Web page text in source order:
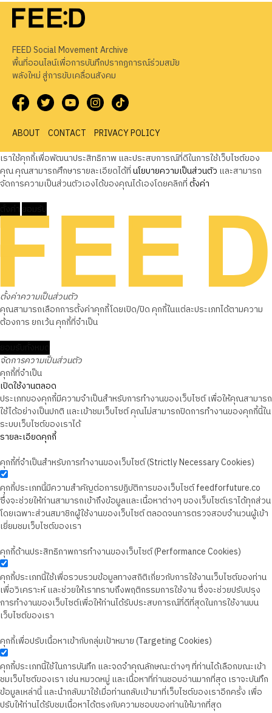
FEED Social Movement Archive
พื้นที่ออนไลน์เพื่อการบันทึกปรากฏการณ์ร่วมสมัย
พลังใหม่ สู่การขับเคลื่อนสังคม
ABOUT CONTACT
PRIVACY POLICY
เราใช้คุกกี้เพื่อพัฒนาประสิทธิภาพ และประสบการณ์ที่ดีในการใช้เว็บไซต์ของ
คุณ คุณสามารถศึกษารายละเอียดได้ที่นโยบายความเป็นส่วนตัว และสามารถ
จัดการความเป็นส่วนตัวเองได้ของคุณได้เองโดยคลิกที่ตั้งค่า
ตั้งค่าความเป็นส่วนตัว
คุณสามารถเลือกการตั้งค่าคุกกี้โดยเปิด/ปิด คุกกี้ในแต่ละประเภทได้ตามความ
ต้องการ ยกเว้น คุกกี้ที่จำเป็น
จัดการความเป็นส่วนตัว
คุกกี้ที่จำเป็น
เปิดใช้งานตลอด
ประเภทของคุกกี้มีความจำเป็นสำหรับการทำงานของเว็บไซต์ เพื่อให้คุณสามารถ
ใช้ได้อย่างเป็นปกติ และเข้าชมเว็บไซต์ คุณไม่สามารถปิดการทำงานของคุกกี้นี้ใน
ระบบเว็บไซต์ของเราได้
รายละเอียดคุกกี้
คุกกี้ที่จำเป็นสำหรับการทำงานของเว็บไซต์ (Strictly Necessary Cookies)
คุกกี้ประเภทนี้มีความสำคัญต่อการปฏิบัติการของเว็บไซต์ feedforfuture.co
ซึ่งจะช่วยให้ท่านสามารถเข้าถึงข้อมูลและเนื้อหาต่างๆ ของเว็บไซต์เราได้ทุกส่วน
โดยเฉพาะส่วนสมาชิกผู้ใช้งานของเว็บไซต์ ตลอดจนการตรวจสอบจำนวนผู้เข้า
เยี่ยมชมเว็บไซต์ของเรา
คุกกี้ด้านประสิทธิภาพการทำงานของเว็บไซต์ (Performance Cookies)
คุกกี้ประเภทนี้ใช้เพื่อรวบรวมข้อมูลทางสถิติเกี่ยวกับการใช้งานเว็บไซต์ของท่าน
เพื่อวิเคราะห์ และช่วยให้เราทราบถึงพฤติกรรมการใช้งาน ซึ่งจะช่วยปรับปรุง
การทำงานของเว็บไซต์เพื่อให้ท่านได้รับประสบการณ์ที่ดีที่สุดในการใช้งานบน
เว็บไซต์ของเรา
คุกกี้เพื่อปรับเนื้อหาเข้ากับกลุ่มเป้าหมาย (Targeting Cookies)
คุกกี้ประเภทนี้ใช้ในการบันทึก และจดจำคุณลักษณะต่างๆ ที่ท่านได้เลือกขณะเข้า
ชมเว็บไซต์ของเรา เช่น หมวดหมู่ และเนื้อหาที่ท่านชอบอ่านมากที่สุด เราจะบันทึก
ข้อมูลเหล่านี้ และนำกลับมาใช้เมื่อท่านกลับเข้ามาที่เว็บไซต์ของเราอีกครั้ง เพื่อ
ปรับให้ท่านได้รับชมเนื้อหาได้ตรงกับความชอบของท่านให้มากที่สุด